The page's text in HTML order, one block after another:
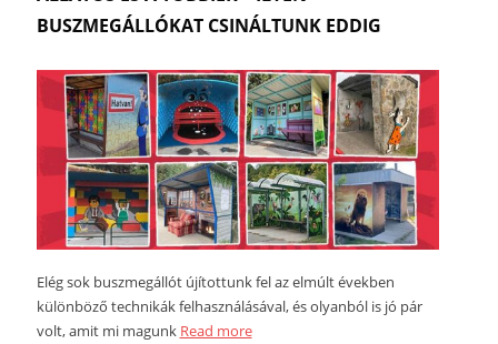
BUSZMEGÁLLÓKAT CSINÁLTUNK EDDIG
Elég sok buszmegállót újítottunk fel az elmúlt években
különböző technikák felhasználásával, és olyanból is jó pár
volt, amit mi magunk Read more